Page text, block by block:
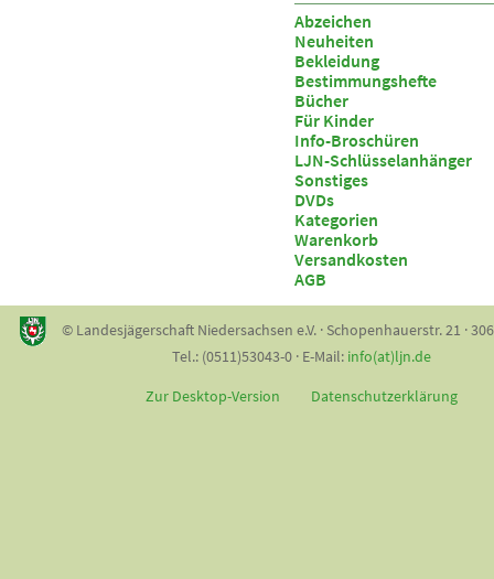
Abzeichen
Neuheiten
Bekleidung
Bestimmungshefte
Bücher
Für Kinder
Info-Broschüren
LJN-Schlüsselanhänger
Sonstiges
DVDs
Kategorien
Warenkorb
Versandkosten
AGB
© Landesjägerschaft Niedersachsen e.V. · Schopenhauerstr. 21 ·
Tel.: (0511)53043-0 · E-Mail: info(at)ljn.de
Zur Desktop-Version
Datenschutzerklärung